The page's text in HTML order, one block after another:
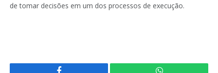
de tomar decisões em um dos processos de execução.